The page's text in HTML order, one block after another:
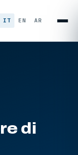
IT EN AR
di